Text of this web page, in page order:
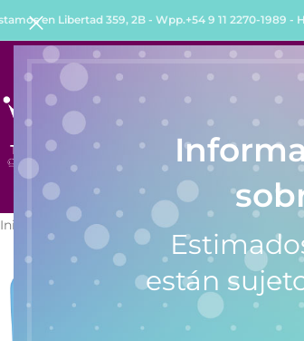
están
en Libertad 359, 2B - Wpp.+54 9 11 2270-1989 -
INICIO TIENDA QUIENES SOMOS
Inicio Despertadores Despertadores Analógicos
SALE